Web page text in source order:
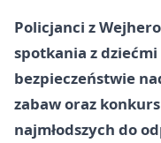
Policjanci z
spotkania z
bezpieczeństwie
zabaw oraz
najmłodszych do